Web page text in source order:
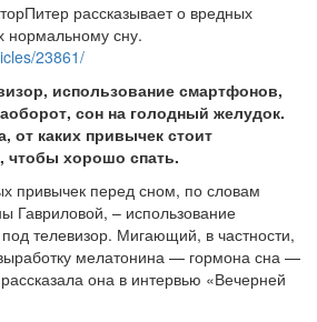
рассказывает о вредных
сну.
23861/
использование смартфонов,
сон на голодный желудок.
от каких привычек стоит
чтобы хорошо спать.
привычек перед сном, по словам
Гавриловой, – использование
телевизор. Мигающий, в частности,
мелатонина — гормона сна —
она в интервью «Вечерней